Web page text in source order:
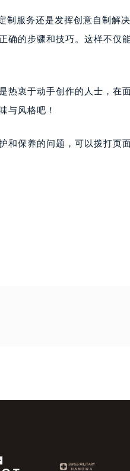
制服务还是发挥创意自制解
确的步骤和技巧。这样不仅
热衷于动手创作的人士，在
与风格吧！
和保养的问题，可以拨打页